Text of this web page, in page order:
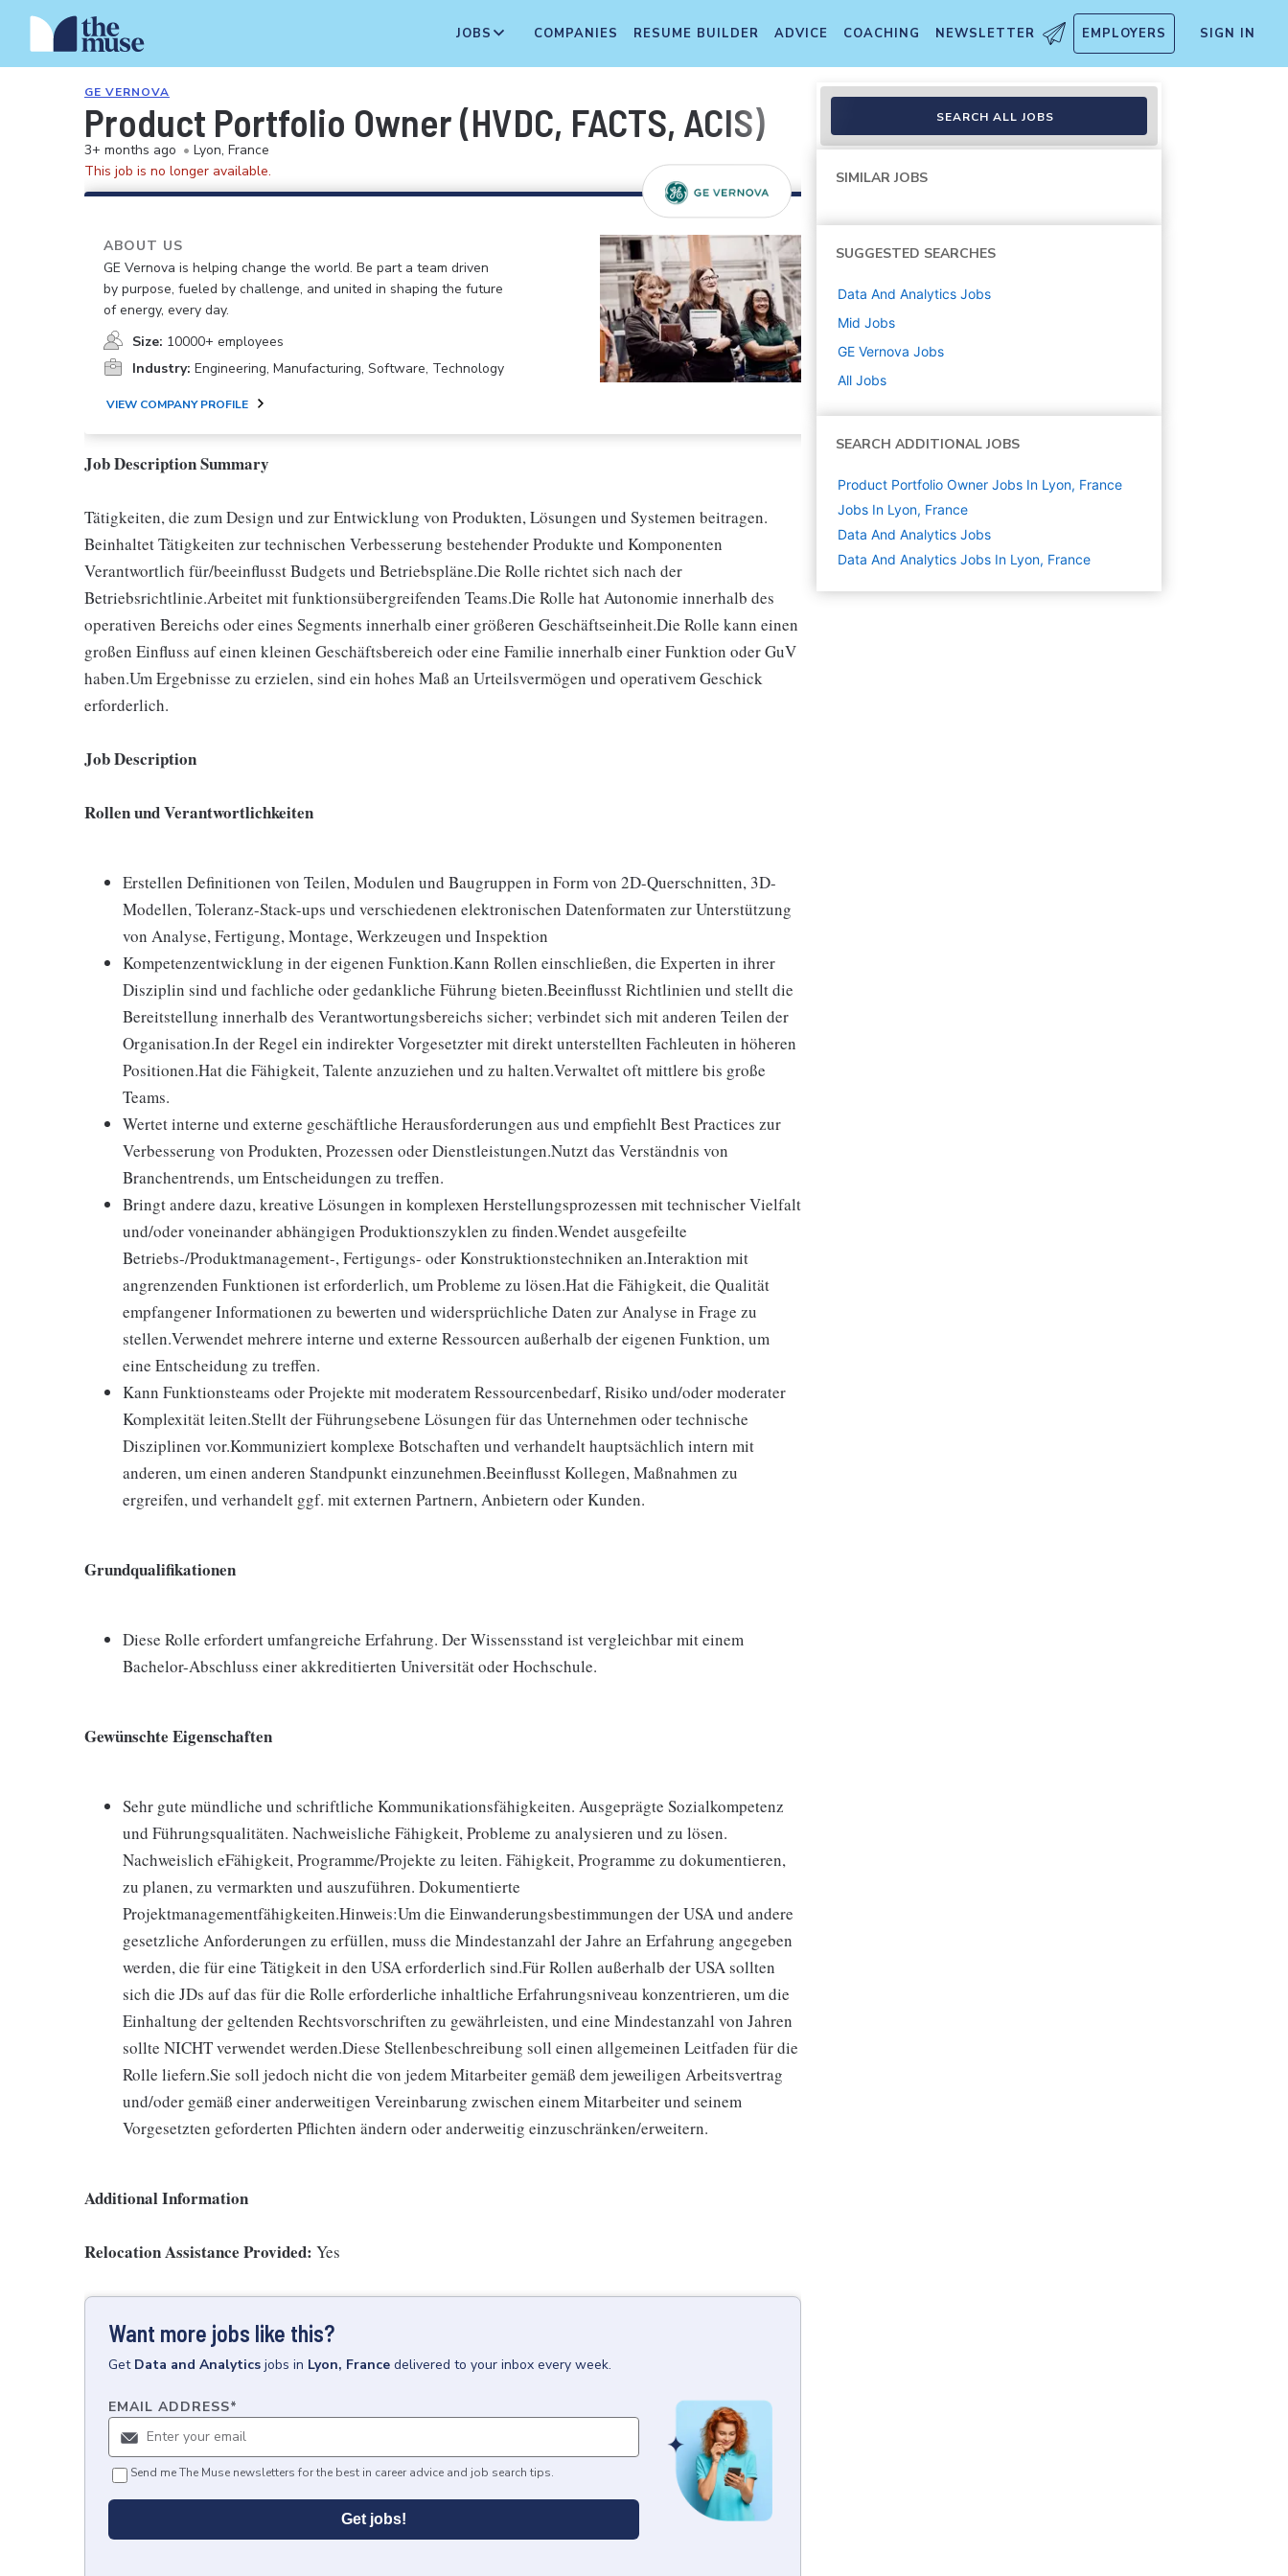
JOBS COMPANIES RESUME BUILDER ADVICE COACHING NEWSLETTER EMPLOYERS SIGN IN
GE VERNOVA
Product Portfolio Owner (HVDC, FACTS, ACIS)
3+ months ago • Lyon, France
This job is no longer available.
ABOUT US
GE Vernova is helping change the world. Be part a team driven
by purpose, fueled by challenge, and united in shaping the future
of energy, every day.
Size: 10000+ employees
Industry: Engineering, Manufacturing, Software, Technology
VIEW COMPANY PROFILE
Job Description Summary
Tätigkeiten, die zum Design und zur Entwicklung von Produkten, Lösungen und Systemen beitragen.
Beinhaltet Tätigkeiten zur technischen Verbesserung bestehender Produkte und Komponenten
Verantwortlich für/beeinflusst Budgets und Betriebspläne.Die Rolle richtet sich nach der
Betriebsrichtlinie.Arbeitet mit funktionsübergreifenden Teams.Die Rolle hat Autonomie innerhalb des
operativen Bereichs oder eines Segments innerhalb einer größeren Geschäftseinheit.Die Rolle kann einen
großen Einfluss auf einen kleinen Geschäftsbereich oder eine Familie innerhalb einer Funktion oder GuV
haben.Um Ergebnisse zu erzielen, sind ein hohes Maß an Urteilsvermögen und operativem Geschick
erforderlich.
Job Description
Rollen und Verantwortlichkeiten
Erstellen Definitionen von Teilen, Modulen und Baugruppen in Form von 2D-Querschnitten, 3D-
Modellen, Toleranz-Stack-ups und verschiedenen elektronischen Datenformaten zur Unterstützung
von Analyse, Fertigung, Montage, Werkzeugen und Inspektion
Kompetenzentwicklung in der eigenen Funktion.Kann Rollen einschließen, die Experten in ihrer
Disziplin sind und fachliche oder gedankliche Führung bieten.Beeinflusst Richtlinien und stellt die
Bereitstellung innerhalb des Verantwortungsbereichs sicher; verbindet sich mit anderen Teilen der
Organisation.In der Regel ein indirekter Vorgesetzter mit direkt unterstellten Fachleuten in höheren
Positionen.Hat die Fähigkeit, Talente anzuziehen und zu halten.Verwaltet oft mittlere bis große
Teams.
Wertet interne und externe geschäftliche Herausforderungen aus und empfiehlt Best Practices zur
Verbesserung von Produkten, Prozessen oder Dienstleistungen.Nutzt das Verständnis von
Branchentrends, um Entscheidungen zu treffen.
Bringt andere dazu, kreative Lösungen in komplexen Herstellungsprozessen mit technischer Vielfalt
und/oder voneinander abhängigen Produktionszyklen zu finden.Wendet ausgefeilte
Betriebs-/Produktmanagement-, Fertigungs- oder Konstruktionstechniken an.Interaktion mit
angrenzenden Funktionen ist erforderlich, um Probleme zu lösen.Hat die Fähigkeit, die Qualität
empfangener Informationen zu bewerten und widersprüchliche Daten zur Analyse in Frage zu
stellen.Verwendet mehrere interne und externe Ressourcen außerhalb der eigenen Funktion, um
eine Entscheidung zu treffen.
Kann Funktionsteams oder Projekte mit moderatem Ressourcenbedarf, Risiko und/oder moderater
Komplexität leiten.Stellt der Führungsebene Lösungen für das Unternehmen oder technische
Disziplinen vor.Kommuniziert komplexe Botschaften und verhandelt hauptsächlich intern mit
anderen, um einen anderen Standpunkt einzunehmen.Beeinflusst Kollegen, Maßnahmen zu
ergreifen, und verhandelt ggf. mit externen Partnern, Anbietern oder Kunden.
Grundqualifikationen
Diese Rolle erfordert umfangreiche Erfahrung. Der Wissensstand ist vergleichbar mit einem
Bachelor-Abschluss einer akkreditierten Universität oder Hochschule.
Gewünschte Eigenschaften
Sehr gute mündliche und schriftliche Kommunikationsfähigkeiten. Ausgeprägte Sozialkompetenz
und Führungsqualitäten. Nachweisliche Fähigkeit, Probleme zu analysieren und zu lösen.
Nachweislich eFähigkeit, Programme/Projekte zu leiten. Fähigkeit, Programme zu dokumentieren,
zu planen, zu vermarkten und auszuführen. Dokumentierte
Projektmanagementfähigkeiten.Hinweis:Um die Einwanderungsbestimmungen der USA und andere
gesetzliche Anforderungen zu erfüllen, muss die Mindestanzahl der Jahre an Erfahrung angegeben
werden, die für eine Tätigkeit in den USA erforderlich sind.Für Rollen außerhalb der USA sollten
sich die JDs auf das für die Rolle erforderliche inhaltliche Erfahrungsniveau konzentrieren, um die
Einhaltung der geltenden Rechtsvorschriften zu gewährleisten, und eine Mindestanzahl von Jahren
sollte NICHT verwendet werden.Diese Stellenbeschreibung soll einen allgemeinen Leitfaden für die
Rolle liefern.Sie soll jedoch nicht die von jedem Mitarbeiter gemäß dem jeweiligen Arbeitsvertrag
und/oder gemäß einer anderweitigen Vereinbarung zwischen einem Mitarbeiter und seinem
Vorgesetzten geforderten Pflichten ändern oder anderweitig einzuschränken/erweitern.
Additional Information
Relocation Assistance Provided: Yes
Want more jobs like this?
Get Data and Analytics jobs in Lyon, France delivered to your inbox every week.
EMAIL ADDRESS*
Send me The Muse newsletters for the best in career advice and job search tips.
Get jobs!
SEARCH ALL JOBS
SIMILAR JOBS
SUGGESTED SEARCHES
Data And Analytics Jobs
Mid Jobs
GE Vernova Jobs
All Jobs
SEARCH ADDITIONAL JOBS
Product Portfolio Owner Jobs In Lyon, France
Jobs In Lyon, France
Data And Analytics Jobs
Data And Analytics Jobs In Lyon, France